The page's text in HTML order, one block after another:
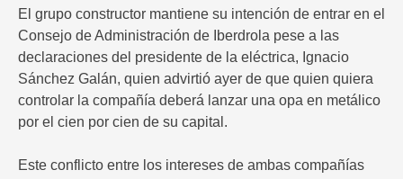
El grupo constructor mantiene su intención de entrar en el
Consejo de Administración de Iberdrola pese a las
declaraciones del presidente de la eléctrica, Ignacio
Sánchez Galán, quien advirtió ayer de que quien quiera
controlar la compañía deberá lanzar una opa en metálico
por el cien por cien de su capital.
Este conflicto entre los intereses de ambas compañías